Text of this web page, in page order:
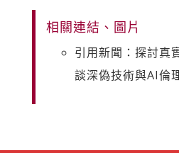
相關連結、圖片
引用新聞：探討真
談深偽技術與AI倫